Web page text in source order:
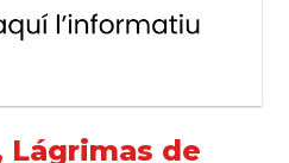
Lágrimas de